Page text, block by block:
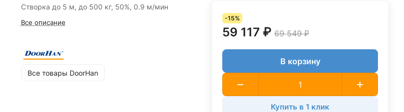
Створка до 5 м, до 500 кг, 50%, 0.9 м/мин
Все описание
Все товары DoorHan
-15%
59 117 ₽ 69 549 ₽
В корзину
Купить в 1 клик